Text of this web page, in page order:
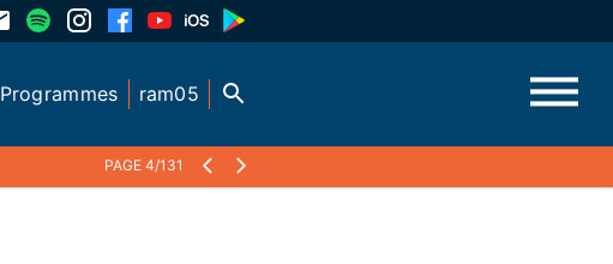
Programmes ram05
PAGE 4/131